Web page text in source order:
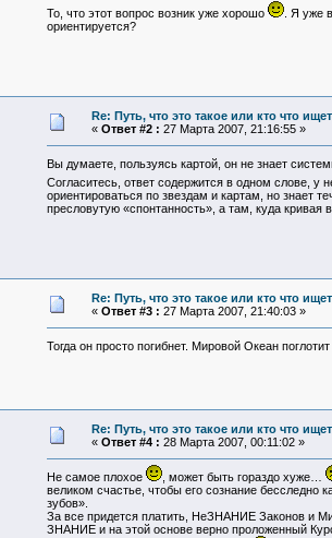
То, что этот вопрос возник уже хорошо
. Я уже
ориентируется?
Re: Путь, что это такое или кто что
« Ответ #2 : 27 Марта 2007, 21:16:55 »
Вы думаете, пользуясь картой, он не знает
Согласитесь, ответ содержится в одном слове,
ориентироваться по звездам и картам, но знает
пресловутую «спонтанность», а там, куда
Re: Путь, что это такое или кто что
« Ответ #3 : 27 Марта 2007, 21:40:03 »
Тогда он просто погибнет. Мировой Океан
Re: Путь, что это такое или кто что
« Ответ #4 : 28 Марта 2007, 00:11:02 »
Не самое плохое
, может быть гораздо хуже…
великом счастье, чтобы его сознание
зубов».
За все придется платить, НеЗНАНИЕ Законов и
ЗНАНИЕ и на этой основе верно проложенный